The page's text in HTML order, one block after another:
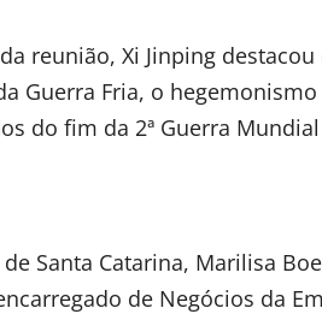
reunião, Xi Jinping
Guerra Fria, o
do fim da 2ª Guerra
Santa Catarina, Marilisa
de Negócios da